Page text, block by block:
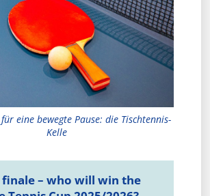
eine bewegte Pause: die Tischtennis-
Kelle
– who will win the